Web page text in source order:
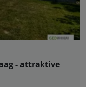
- attraktive